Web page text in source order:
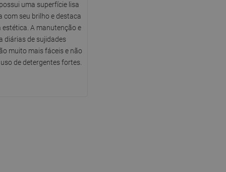
uma superfície lisa
com seu brilho e destaca
estética. A manutenção e
diárias de sujidades
muito mais fáceis e não
de detergentes fortes.